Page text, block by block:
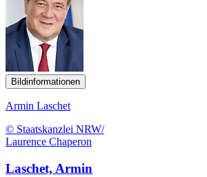
Bildinformationen
Armin Laschet
© Staatskanzlei NRW/
Laurence Chaperon
Laschet, Armin